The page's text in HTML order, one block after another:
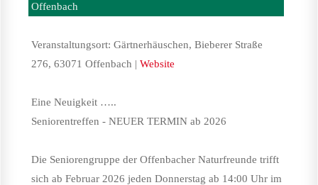
Offenbach
Veranstaltungsort: Gärtnerhäuschen, Bieberer Straße
276, 63071 Offenbach | Website
Eine Neuigkeit …..
Seniorentreffen - NEUER TERMIN ab 2026
Die Seniorengruppe der Offenbacher Naturfreunde trifft
sich ab Februar 2026 jeden Donnerstag ab 14:00 Uhr im